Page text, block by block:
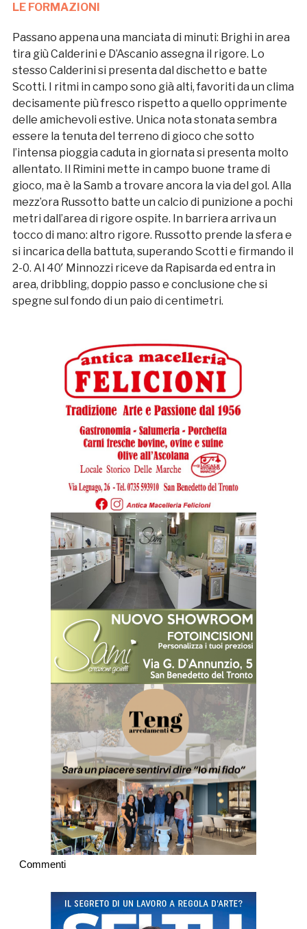
LE FORMAZIONI
Passano appena una manciata di minuti: Brighi in area
tira giù Calderini e D’Ascanio assegna il rigore. Lo
stesso Calderini si presenta dal dischetto e batte
Scotti. I ritmi in campo sono già alti, favoriti da un clima
decisamente più fresco rispetto a quello opprimente
delle amichevoli estive. Unica nota stonata sembra
essere la tenuta del terreno di gioco che sotto
l’intensa pioggia caduta in giornata si presenta molto
allentato. Il Rimini mette in campo buone trame di
gioco, ma è la Samb a trovare ancora la via del gol. Alla
mezz’ora Russotto batte un calcio di punizione a pochi
metri dall’area di rigore ospite. In barriera arriva un
tocco di mano: altro rigore. Russotto prende la sfera e
si incarica della battuta, superando Scotti e firmando il
2-0. Al 40′ Minnozzi riceve da Rapisarda ed entra in
area, dribbling, doppio passo e conclusione che si
spegne sul fondo di un paio di centimetri.
Commenti